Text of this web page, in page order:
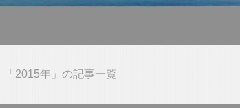
「2015年」の記事一覧